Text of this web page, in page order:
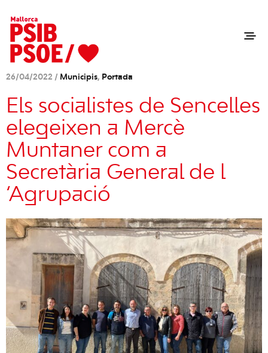
26/04/2022 / Municipis, Portada
Els socialistes de Sencelles
elegeixen a Mercè
Muntaner com a
Secretària General de l
‘Agrupació